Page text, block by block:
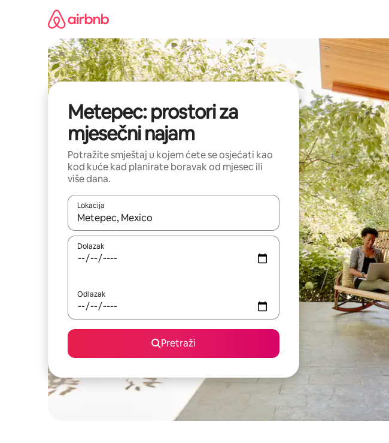
Metepec: prostori za
mjesečni najam
Potražite smještaj u kojem ćete se osjećati kao
kod kuće kad planirate boravak od mjesec ili
više dana.
Lokacija
Kada budu dostupni rezultati, moći ćete ih pregledati koristeći se strelicama
Dolazak
Odlazak
Pretraži